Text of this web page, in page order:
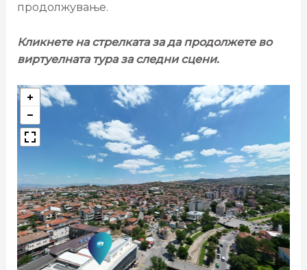
продолжување.
Кликнете на стрелката за да продолжете во
виртуелната тура за следни сцени.